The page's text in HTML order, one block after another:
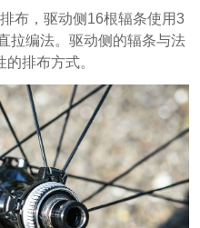
布，驱动侧16根辐条使用3
拉编法。驱动侧的辐条与法
排布方式。